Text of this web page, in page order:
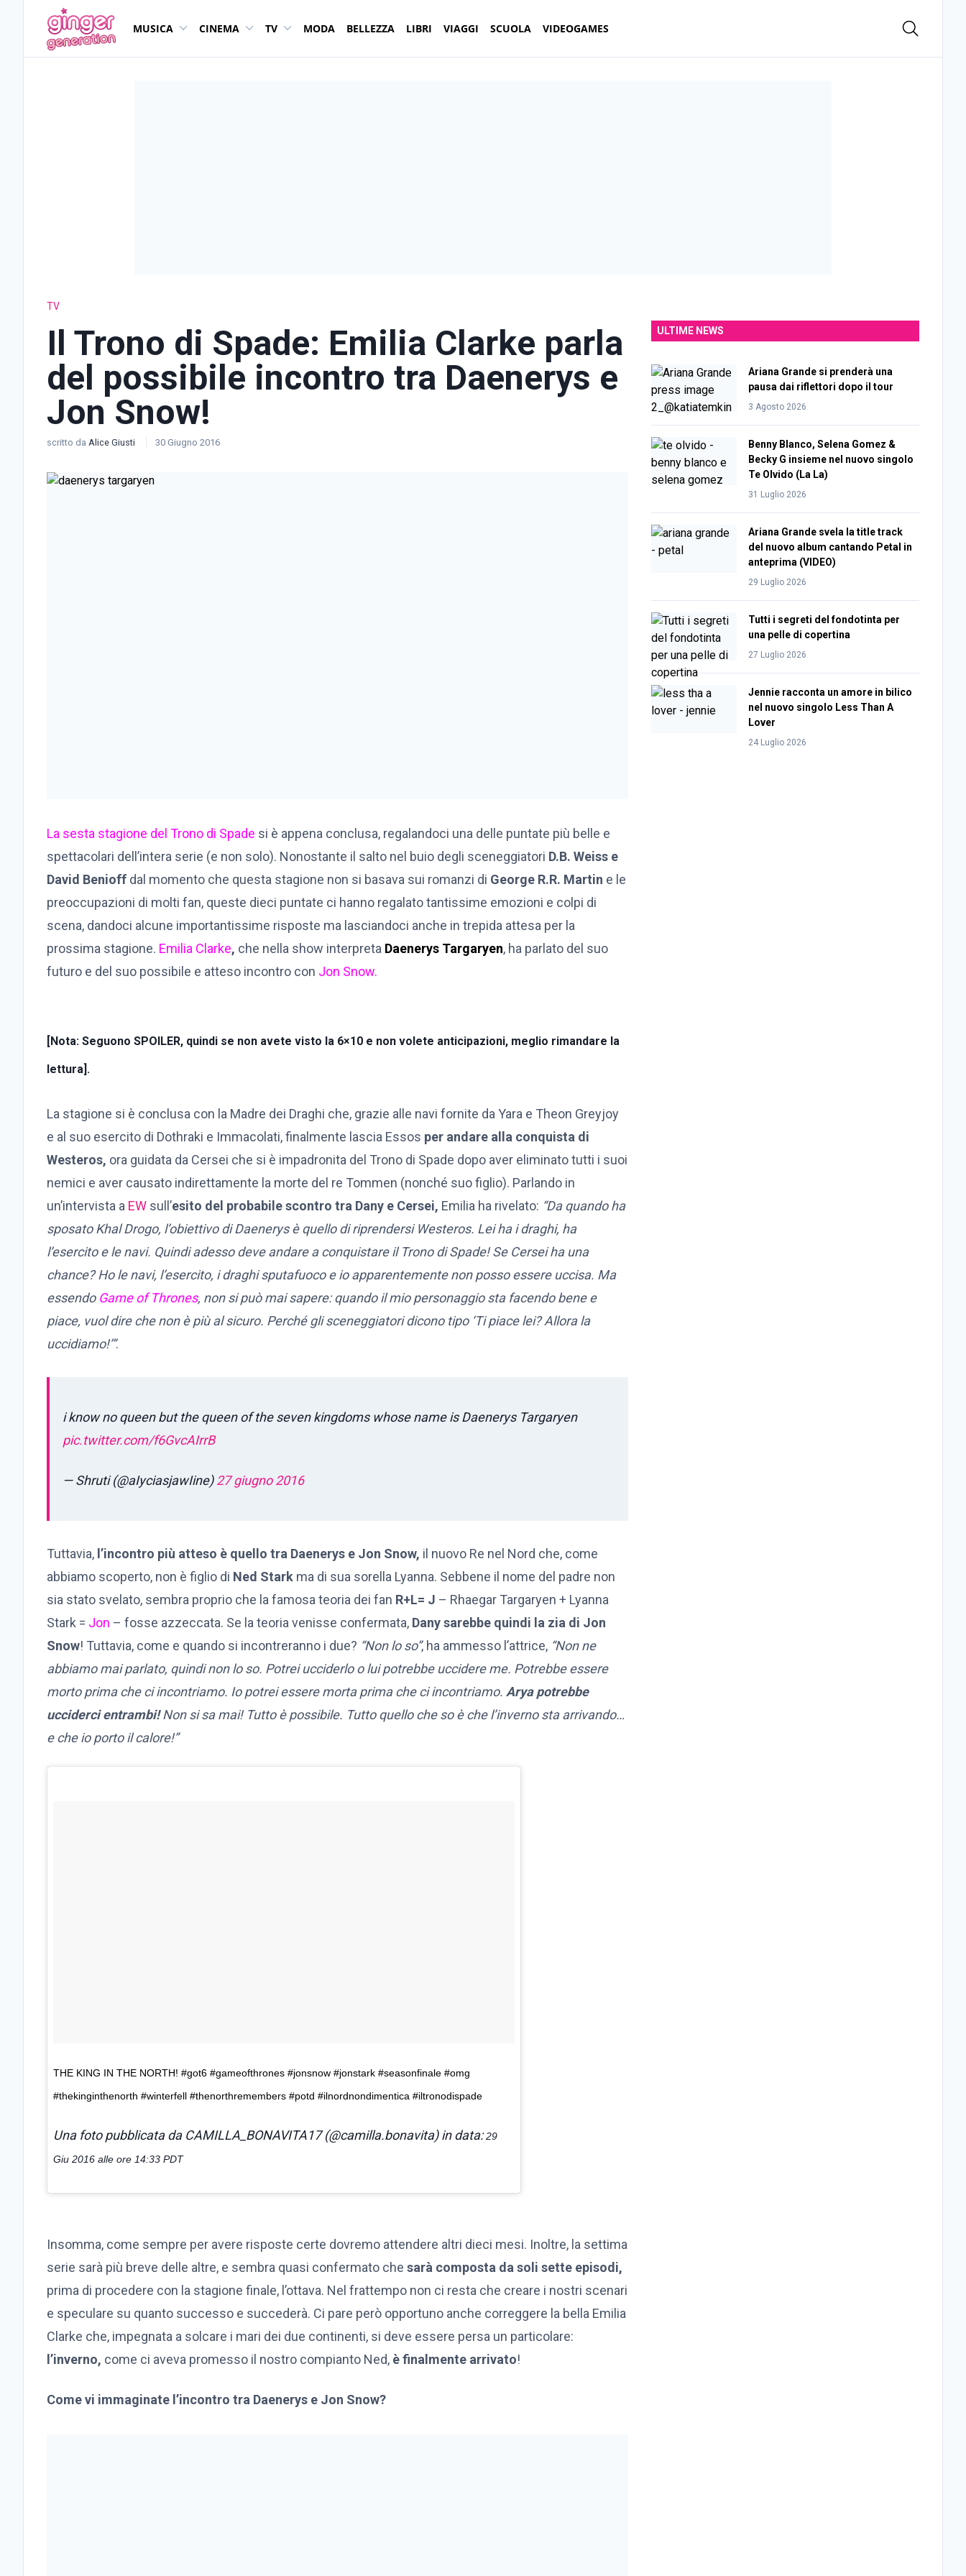
MUSICA CINEMA TV MODA BELLEZZA LIBRI VIAGGI SCUOLA VIDEOGAMES
TV
Il Trono di Spade: Emilia Clarke parla
del possibile incontro tra Daenerys e
Jon Snow!
scritto da Alice Giusti 30 Giugno 2016
La sesta stagione del Trono di Spade si è appena conclusa, regalandoci una delle puntate più belle e
spettacolari dell’intera serie (e non solo). Nonostante il salto nel buio degli sceneggiatori D.B. Weiss e
David Benioff dal momento che questa stagione non si basava sui romanzi di George R.R. Martin e le
preoccupazioni di molti fan, queste dieci puntate ci hanno regalato tantissime emozioni e colpi di
scena, dandoci alcune importantissime risposte ma lasciandoci anche in trepida attesa per la
prossima stagione. Emilia Clarke, che nella show interpreta Daenerys Targaryen, ha parlato del suo
futuro e del suo possibile e atteso incontro con Jon Snow.
[Nota: Seguono SPOILER, quindi se non avete visto la 6×10 e non volete anticipazioni, meglio rimandare la
lettura].
La stagione si è conclusa con la Madre dei Draghi che, grazie alle navi fornite da Yara e Theon Greyjoy
e al suo esercito di Dothraki e Immacolati, finalmente lascia Essos per andare alla conquista di
Westeros, ora guidata da Cersei che si è impadronita del Trono di Spade dopo aver eliminato tutti i suoi
nemici e aver causato indirettamente la morte del re Tommen (nonché suo figlio). Parlando in
un’intervista a EW sull’esito del probabile scontro tra Dany e Cersei, Emilia ha rivelato: “Da quando ha
sposato Khal Drogo, l’obiettivo di Daenerys è quello di riprendersi Westeros. Lei ha i draghi, ha
l’esercito e le navi. Quindi adesso deve andare a conquistare il Trono di Spade! Se Cersei ha una
chance? Ho le navi, l’esercito, i draghi sputafuoco e io apparentemente non posso essere uccisa. Ma
essendo Game of Thrones, non si può mai sapere: quando il mio personaggio sta facendo bene e
piace, vuol dire che non è più al sicuro. Perché gli sceneggiatori dicono tipo ‘Ti piace lei? Allora la
uccidiamo!’”.
i know no queen but the queen of the seven kingdoms whose name is Daenerys Targaryen
pic.twitter.com/f6GvcAIrrB
— Shruti (@aIyciasjawIine)27 giugno 2016
Tuttavia, l’incontro più atteso è quello tra Daenerys e Jon Snow, il nuovo Re nel Nord che, come
abbiamo scoperto, non è figlio di Ned Stark ma di sua sorella Lyanna. Sebbene il nome del padre non
sia stato svelato, sembra proprio che la famosa teoria dei fan R+L= J – Rhaegar Targaryen + Lyanna
Stark = Jon – fosse azzeccata. Se la teoria venisse confermata, Dany sarebbe quindi la zia di Jon
Snow! Tuttavia, come e quando si incontreranno i due? “Non lo so”, ha ammesso l’attrice, “Non ne
abbiamo mai parlato, quindi non lo so. Potrei ucciderlo o lui potrebbe uccidere me. Potrebbe essere
morto prima che ci incontriamo. Io potrei essere morta prima che ci incontriamo. Arya potrebbe
ucciderci entrambi!Non si sa mai! Tutto è possibile. Tutto quello che so è che l’inverno sta arrivando…
e che io porto il calore!”
THE KING IN THE NORTH! #got6 #gameofthrones #jonsnow #jonstark #seasonfinale #omg
#thekinginthenorth #winterfell #thenorthremembers #potd #ilnordnondimentica #iltronodispade
Una foto pubblicata da CAMILLA_BONAVITA17 (@camilla.bonavita) in data:29
Giu 2016 alle ore 14:33 PDT
Insomma, come sempre per avere risposte certe dovremo attendere altri dieci mesi. Inoltre, la settima
serie sarà più breve delle altre, e sembra quasi confermato che sarà composta da soli sette episodi,
prima di procedere con la stagione finale, l’ottava. Nel frattempo non ci resta che creare i nostri scenari
e speculare su quanto successo e succederà. Ci pare però opportuno anche correggere la bella Emilia
Clarke che, impegnata a solcare i mari dei due continenti, si deve essere persa un particolare:
l’inverno, come ci aveva promesso il nostro compianto Ned, è finalmente arrivato!
Come vi immaginate l’incontro tra Daenerys e Jon Snow?
ULTIME NEWS
Ariana Grande si prenderà una
pausa dai riflettori dopo il tour
3 Agosto 2026
Benny Blanco, Selena Gomez &
Becky G insieme nel nuovo singolo
Te Olvido (La La)
31 Luglio 2026
Ariana Grande svela la title track
del nuovo album cantando Petal in
anteprima (VIDEO)
29 Luglio 2026
Tutti i segreti del fondotinta per
una pelle di copertina
27 Luglio 2026
Jennie racconta un amore in bilico
nel nuovo singolo Less Than A
Lover
24 Luglio 2026